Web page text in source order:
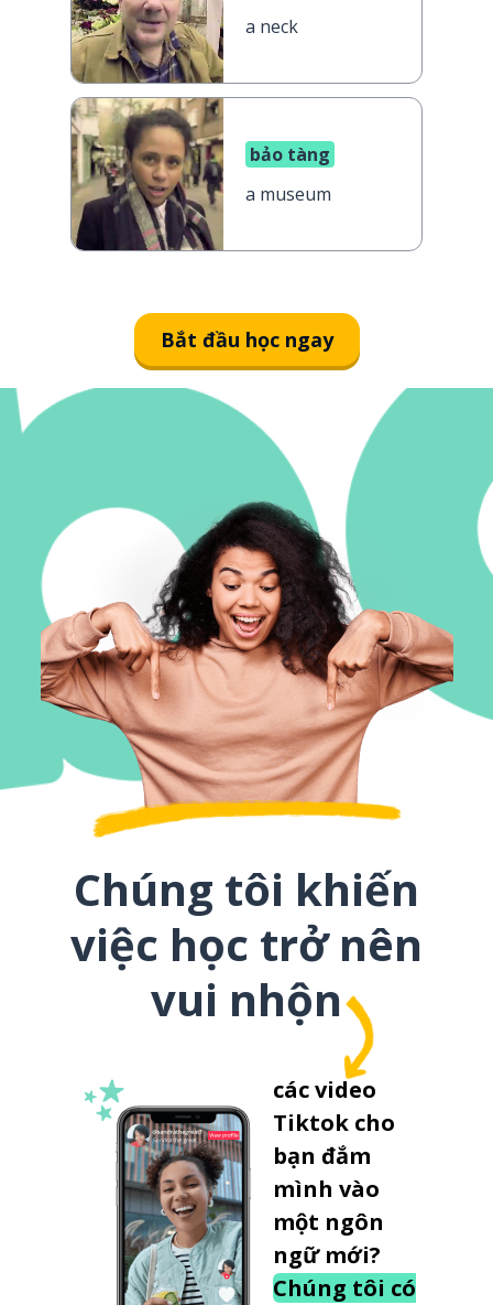
a neck
bảo tàng
a museum
Bắt đầu học ngay
Chúng tôi khiến
việc học trở nên
vui nhộn
các video
Tiktok cho
bạn đắm
mình vào
một ngôn
ngữ mới?
Chúng tôi có